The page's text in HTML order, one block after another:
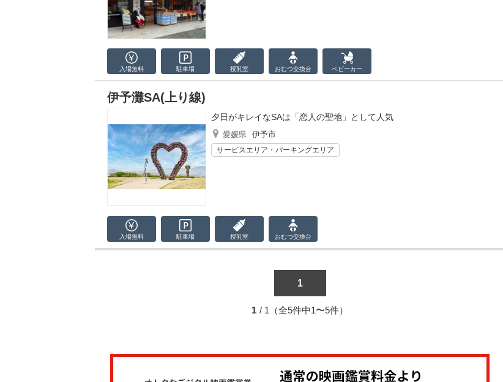
入場無料 駐車場 授乳室 おむつ交換台 ベビーカー
伊予灘SA(上り線)
夕日がキレイなSAは「恋人の聖地」として人気
愛媛県 伊予市
サービスエリア・パーキングエリア
入場無料 駐車場 授乳室 おむつ交換台
1
1 / 1（全5件中1〜5件）